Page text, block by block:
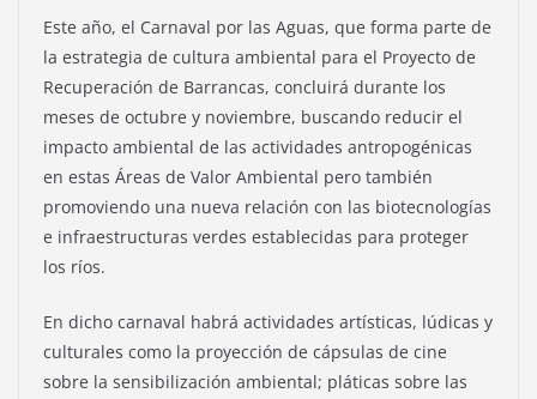
Este año, el Carnaval por las Aguas, que forma parte de
la estrategia de cultura ambiental para el Proyecto de
Recuperación de Barrancas, concluirá durante los
meses de octubre y noviembre, buscando reducir el
impacto ambiental de las actividades antropogénicas
en estas Áreas de Valor Ambiental pero también
promoviendo una nueva relación con las biotecnologías
e infraestructuras verdes establecidas para proteger
los ríos.
En dicho carnaval habrá actividades artísticas, lúdicas y
culturales como la proyección de cápsulas de cine
sobre la sensibilización ambiental; pláticas sobre las